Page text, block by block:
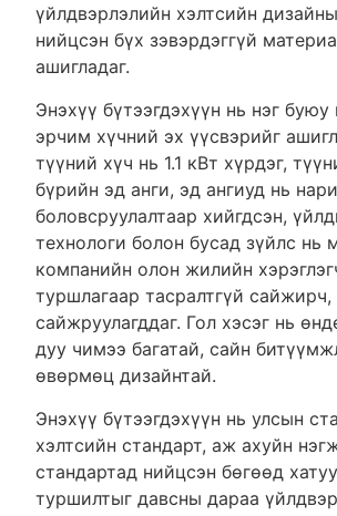
үйлдвэрлэлийн хэлтсийн
нийцсэн бүх зэвэрдэггүй
ашигладаг.
Энэхүү бүтээгдэхүүн нь нэг буюу
эрчим хүчний эх үүсвэрийг
түүний хүч нь 1.1 кВт хүрдэг,
бүрийн эд анги, эд ангиуд нь
боловсруулалтаар хийгдсэн,
технологи болон бусад зүйлс нь
компанийн олон жилийн
туршлагаар тасралтгүй сайжирч,
сайжруулагддаг. Гол хэсэг нь
дуу чимээ багатай, сайн
өвөрмөц дизайнтай.
Энэхүү бүтээгдэхүүн нь улсын
хэлтсийн стандарт, аж ахуйн
стандартад нийцсэн бөгөөд
туршилтыг давсны дараа